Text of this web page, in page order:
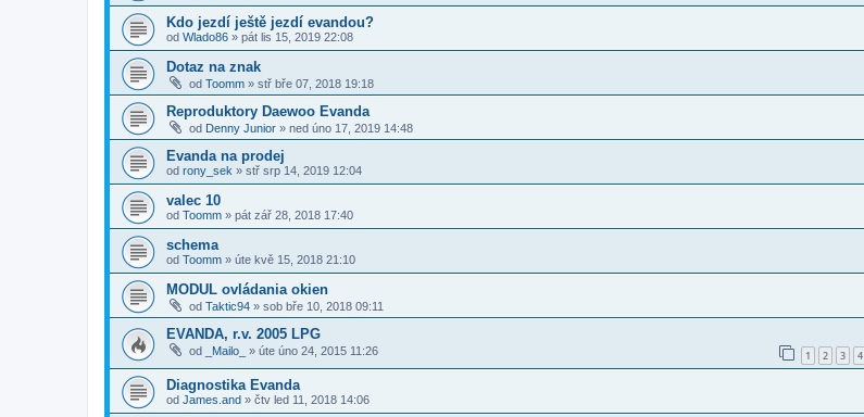
Kdo jezdí ještě jezdí evandou?
od Wlado86 » pát lis 15, 2019 22:08
Dotaz na znak
od Toomm » stř bře 07, 2018 19:18
Reproduktory Daewoo Evanda
od Denny Junior » ned úno 17, 2019 14:48
Evanda na prodej
od rony_sek » stř srp 14, 2019 12:04
valec 10
od Toomm » pát zář 28, 2018 17:40
schema
od Toomm » úte kvě 15, 2018 21:10
MODUL ovládania okien
od Taktic94 » sob bře 10, 2018 09:11
EVANDA, r.v. 2005 LPG
od _Mailo_ » úte úno 24, 2015 11:26 1 2 3 4
Diagnostika Evanda
od James.and » čtv led 11, 2018 14:06